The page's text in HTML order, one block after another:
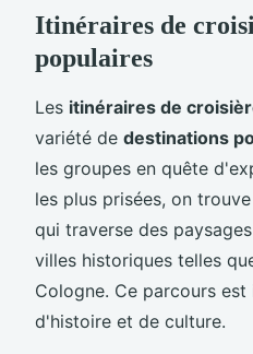
Itinéraires de
populaires
Les itinéraires de
variété de destinations
les groupes en quête
les plus prisées, on
qui traverse des
villes historiques telles
Cologne. Ce parcours
d'histoire et de culture.